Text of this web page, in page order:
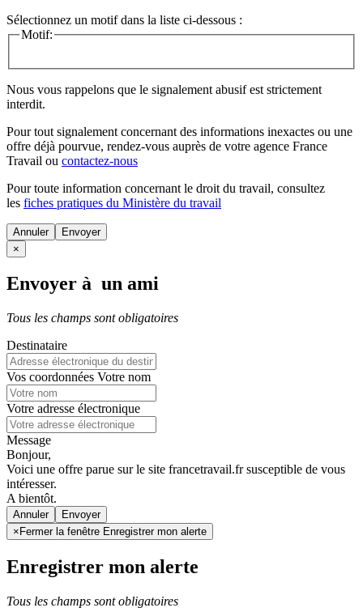
Sélectionnez un motif dans la liste ci-dessous :
Motif:
Nous vous rappelons que le signalement abusif est strictement
interdit.
Pour tout signalement concernant des informations inexactes ou une
offre déjà pourvue, rendez-vous auprès de votre agence France
Travail ou contactez-nous
Pour toute information concernant le droit du travail, consultez
les fiches pratiques du Ministère du travail
Annuler
×
Envoyer à un ami
Tous les champs sont obligatoires
Destinataire
Vos coordonnées Votre nom
Votre adresse électronique
Message
Bonjour,
Voici une offre parue sur le site francetravail.fr susceptible de vous
intéresser.
A bientôt.
Annuler
× Fermer la fenêtre Enregistrer mon alerte
Enregistrer mon alerte
Tous les champs sont obligatoires